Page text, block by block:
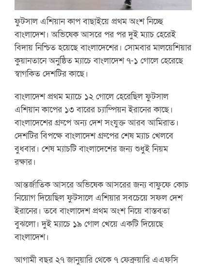
ফুটসাল এশিয়ান কাপ বাছাইয়ে প্রথম অংশ নিচ্ছে
বাংলাদেশ। অভিষেক আসরে পর পর দুই ম্যাচ হেরেই
বিদায় নিশ্চিত হয়েছে বাংলাদেশের। সোমবার মালয়েশিয়ার
কুয়ানতানে অনুষ্ঠিত ম্যাচে বাংলাদেশ ৭-১ গোলে হেরেছে
স্বাগকিত দেশটির কাছে।
বাংলাদেশ প্রথম ম্যাচে ১২ গোলে হেরেছিল ফুটসাল
এশিয়ান কাপের ১৩ বারের চ্যাম্পিয়ন ইরানের কাছে।
বাংলাদেশের গ্রুপে অন্য দেশ সংযুক্ত আরব আমিরাত।
দেশটির বিপক্ষে বাংলাদেশ গ্রুপের শেষ ম্যাচ খেলবে
বুধবার। শেষ ম্যাচটি বাংলাদেশের জন্য শুধুই নিয়ম
রক্ষার।
আন্তর্জাতিক আসরে অভিষেক আসরের জন্য বাফুফে কোচ
নিয়োগ দিয়েছিল ফুটসালে এশিয়ার সবচেয়ে সফল দেশ
ইরানের। তবে বাংলাদেশ প্রথম অংশ নিয়ে বাস্তবতা
বুঝলো। দুই ম্যাচে ১৯ গোল খেয়ে একটি দিয়েছে
বাংলাদেশ।
আগামী বছর ২৭ জানুয়ারি থেকে ৭ ফেব্রুয়ারি এএফসি